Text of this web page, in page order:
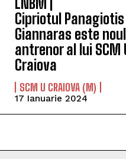
Cipriotul Panagiotis
Giannaras este noul
antrenor al lui SCM
Craiova
SCM U CRAIOVA (M)
17 Ianuarie 2024